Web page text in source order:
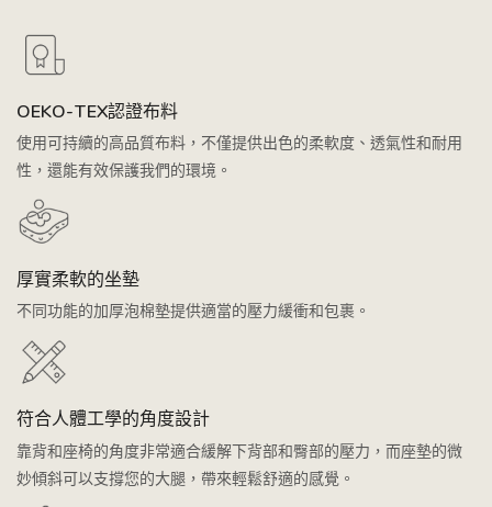
OEKO-TEX認證布料
使用可持續的高品質布料，不僅提供出色的柔軟度、透氣性和耐用
性，還能有效保護我們的環境。
厚實柔軟的坐墊
不同功能的加厚泡棉墊提供適當的壓力緩衝和包裹。
符合人體工學的角度設計
靠背和座椅的角度非常適合緩解下背部和臀部的壓力，而座墊的微
妙傾斜可以支撐您的大腿，帶來輕鬆舒適的感覺。